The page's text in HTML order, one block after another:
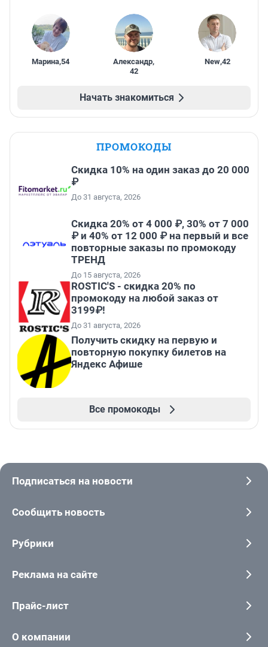
Марина,54 Александр,
42
New,42
Начать знакомиться
ПРОМОКОДЫ
Скидка 10% на один заказ до 20 000
₽
До 31 августа, 2026
Скидка 20% от 4 000 ₽, 30% от 7 000
₽ и 40% от 12 000 ₽ на первый и все
повторные заказы по промокоду
ТРЕНД
До 15 августа, 2026
ROSTIC'S - скидка 20% по
промокоду на любой заказ от
3199₽!
До 31 августа, 2026
Получить скидку на первую и
повторную покупку билетов на
Яндекс Афише
Все промокоды
Подписаться на новости
Сообщить новость
Рубрики
Реклама на сайте
Прайс-лист
О компании